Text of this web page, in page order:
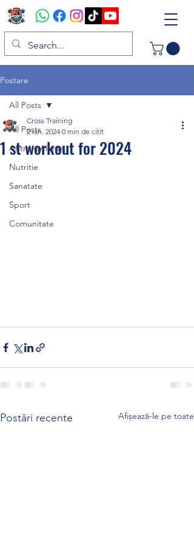
Postare
All Posts
Antrenamente
Nutritie
Sanatate
Sport
Comunitate
All Posts
1 st workout for 2024
Cross Training
2 ian. 2024 0 min de citit
Postări recente Afișează-le pe toate